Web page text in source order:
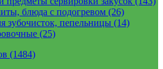
блюда с подогревом (26)
зубочисток, пепельницы (14)
(25)
(1484)